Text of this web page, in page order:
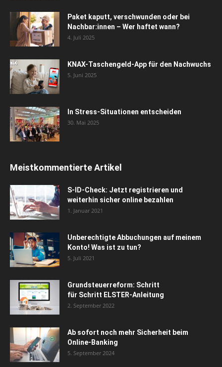
Paket kaputt, verschwunden oder bei
Nachbar:innen – Wer haftet wann?
4. Juli 2025
KNAX-Taschengeld-App für den Nachwuchs
5. Juni 2025
In Stress-Situationen entscheiden
30. Mai 2025
Meistkommentierte Artikel
S-ID-Check: Jetzt registrieren und
weiterhin sicher online bezahlen
1. Januar 2021
Unberechtigte Abbuchungen auf meinem
Konto! Was ist zu tun?
5. Juli 2021
Grundsteuerreform: Schritt
für Schritt ELSTER-Anleitung
2. September 2022
Ab sofort noch mehr Sicherheit beim
Online-Banking
5. September 2024